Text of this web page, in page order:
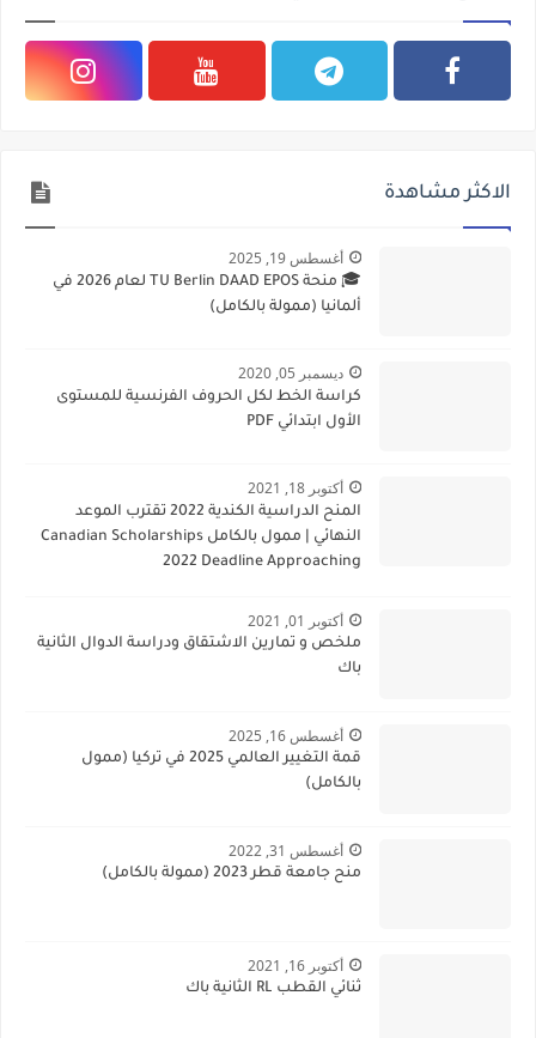
الاكثر مشاهدة
أغسطس 19, 2025
🎓 منحة TU Berlin DAAD EPOS لعام 2026 في
ألمانيا (ممولة بالكامل)
ديسمبر 05, 2020
كراسة الخط لكل الحروف الفرنسية للمستوى
الأول ابتدائي PDF
أكتوبر 18, 2021
المنح الدراسية الكندية 2022 تقترب الموعد
النهائي | ممول بالكامل Canadian Scholarships
2022 Deadline Approaching
أكتوبر 01, 2021
ملخص و تمارين الاشتقاق ودراسة الدوال الثانية
باك
أغسطس 16, 2025
قمة التغيير العالمي 2025 في تركيا (ممول
بالكامل)
أغسطس 31, 2022
منح جامعة قطر 2023 (ممولة بالكامل)
أكتوبر 16, 2021
ثنائي القطب RL الثانية باك